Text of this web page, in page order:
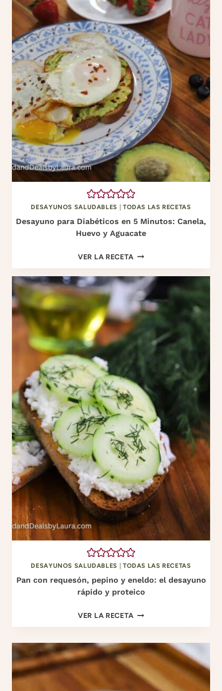
DESAYUNOS SALUDABLES | TODAS LAS RECETAS
Desayuno para Diabéticos en 5 Minutos: Canela,
Huevo y Aguacate
VER LA RECETA D
E
S
A
Y
U
N
A
A
D
I
A
B
É
T
I
C
O
S
N
5
M
I
N
T
O
:
A
DESAYUNOS SALUDABLES TODAS LAS RECETAS
Pan con requesón, pepino y eneldo: el desayuno
rápido y proteico
VER LA RECETA
A
C
N